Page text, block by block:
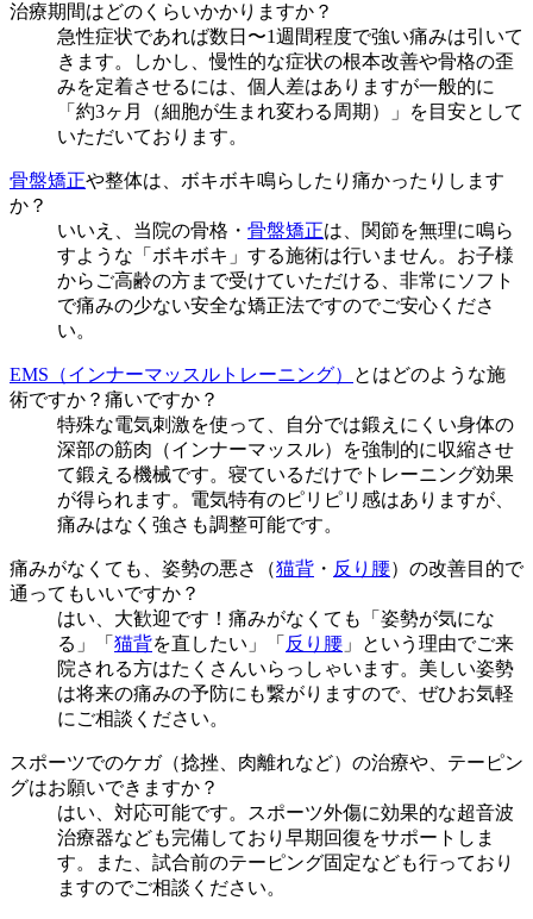
治療期間はどのくらいかかりますか？
急性症状であれば数日〜1週間程度で強い痛みは引いて
きます。しかし、慢性的な症状の根本改善や骨格の歪
みを定着させるには、個人差はありますが一般的に
「約3ヶ月（細胞が生まれ変わる周期）」を目安として
いただいております。
骨盤矯正や整体は、ボキボキ鳴らしたり痛かったりします
か？
いいえ、当院の骨格・ 骨盤矯正は、関節を無理に鳴ら
すような「ボキボキ」する施術は行いません。お子様
からご高齢の方まで受けていただける、非常にソフト
で痛みの少ない安全な矯正法ですのでご安心くださ
い。
EMS（インナーマッスルトレーニング）
とはどのような施
術ですか？痛いですか？
特殊な電気刺激を使って、自分では鍛えにくい身体の
深部の筋肉（インナーマッスル）を強制的に収縮させ
て鍛える機械です。寝ているだけでトレーニング効果
が得られます。電気特有のピリピリ感はありますが、
痛みはなく強さも調整可能です。
痛みがなくても、姿勢の悪さ（猫背 ・ 反り腰）の改善目的で
通ってもいいですか？
はい、大歓迎です！痛みがなくても「姿勢が気にな
る」「 猫背を直したい」「 反り腰 」という理由でご来
院される方はたくさんいらっしゃいます。美しい姿勢
は将来の痛みの予防にも繋がりますので、ぜひお気軽
にご相談ください。
スポーツでのケガ（捻挫、肉離れなど）の治療や、テーピン
グはお願いできますか？
はい、対応可能です。スポーツ外傷に効果的な超音波
治療器なども完備しており早期回復をサポートしま
す。また、試合前のテーピング固定なども行っており
ますのでご相談ください。